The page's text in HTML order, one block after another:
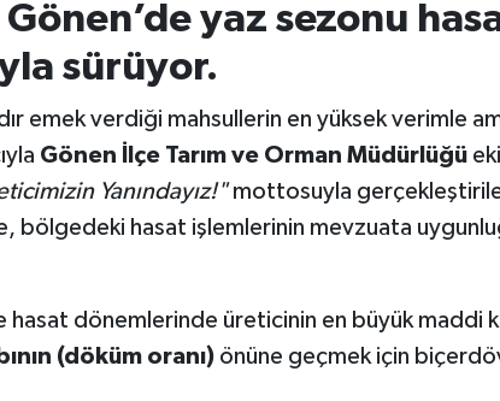
yaz sezonu
sürüyor.
emek verdiği mahsullerin en yüksek verimle
Gönen İlçe Tarım ve Orman Müdürlüğü
Yanındayız!"mottosuyla
bölgedeki hasat işlemlerinin mevzuata
hasat dönemlerinde üreticinin en büyük maddi
(döküm oranı)önüne geçmek için